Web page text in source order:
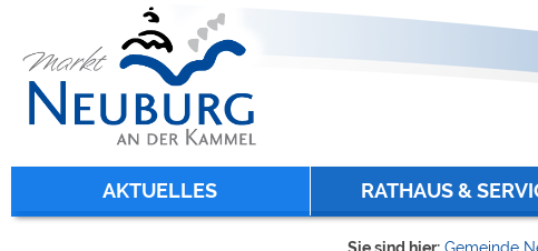
zur Navigation oder zur Startseitespringen.
AKTUELLES RATHAUS &
Sie sind hier: Gemeinde